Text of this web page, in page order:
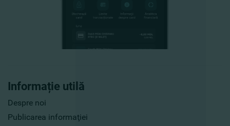
Informație utilă
Despre noi
Publicarea informaţiei